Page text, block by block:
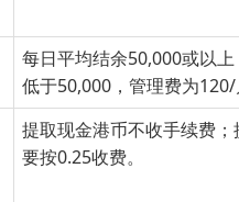
每日平均结余50,000或以
低于50,000，管理费为
提取现金港币不收手续费
要按0.25收费。